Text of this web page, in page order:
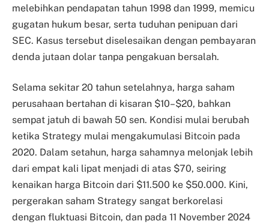
melebihkan pendapatan tahun 1998 dan 1999, memicu
gugatan hukum besar, serta tuduhan penipuan dari
SEC. Kasus tersebut diselesaikan dengan pembayaran
denda jutaan dolar tanpa pengakuan bersalah.
Selama sekitar 20 tahun setelahnya, harga saham
perusahaan bertahan di kisaran $10–$20, bahkan
sempat jatuh di bawah 50 sen. Kondisi mulai berubah
ketika Strategy mulai mengakumulasi Bitcoin pada
2020. Dalam setahun, harga sahamnya melonjak lebih
dari empat kali lipat menjadi di atas $70, seiring
kenaikan harga Bitcoin dari $11.500 ke $50.000. Kini,
pergerakan saham Strategy sangat berkorelasi
dengan fluktuasi Bitcoin, dan pada 11 November 2024